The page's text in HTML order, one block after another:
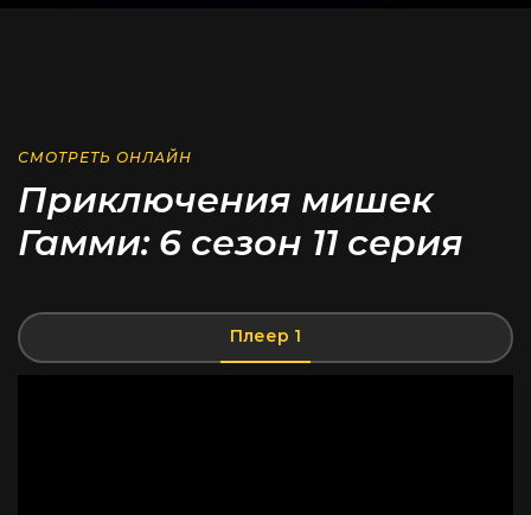
СМОТРЕТЬ ОНЛАЙН
Приключения мишек
Гамми: 6 сезон 11 серия
Плеер 1